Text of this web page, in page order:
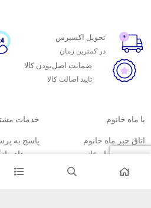
تحویل اکسپرس
در کمترین زمان
ضمانت اصل‌بودن کالا
تایید اصالت کالا
با ماه خانوم
اتاق خبر ماه خانوم
فروش در ماه خانوم
همکاری با سازمان‌ها
خدمات
پاسخ به
رویه‌های
شرایط